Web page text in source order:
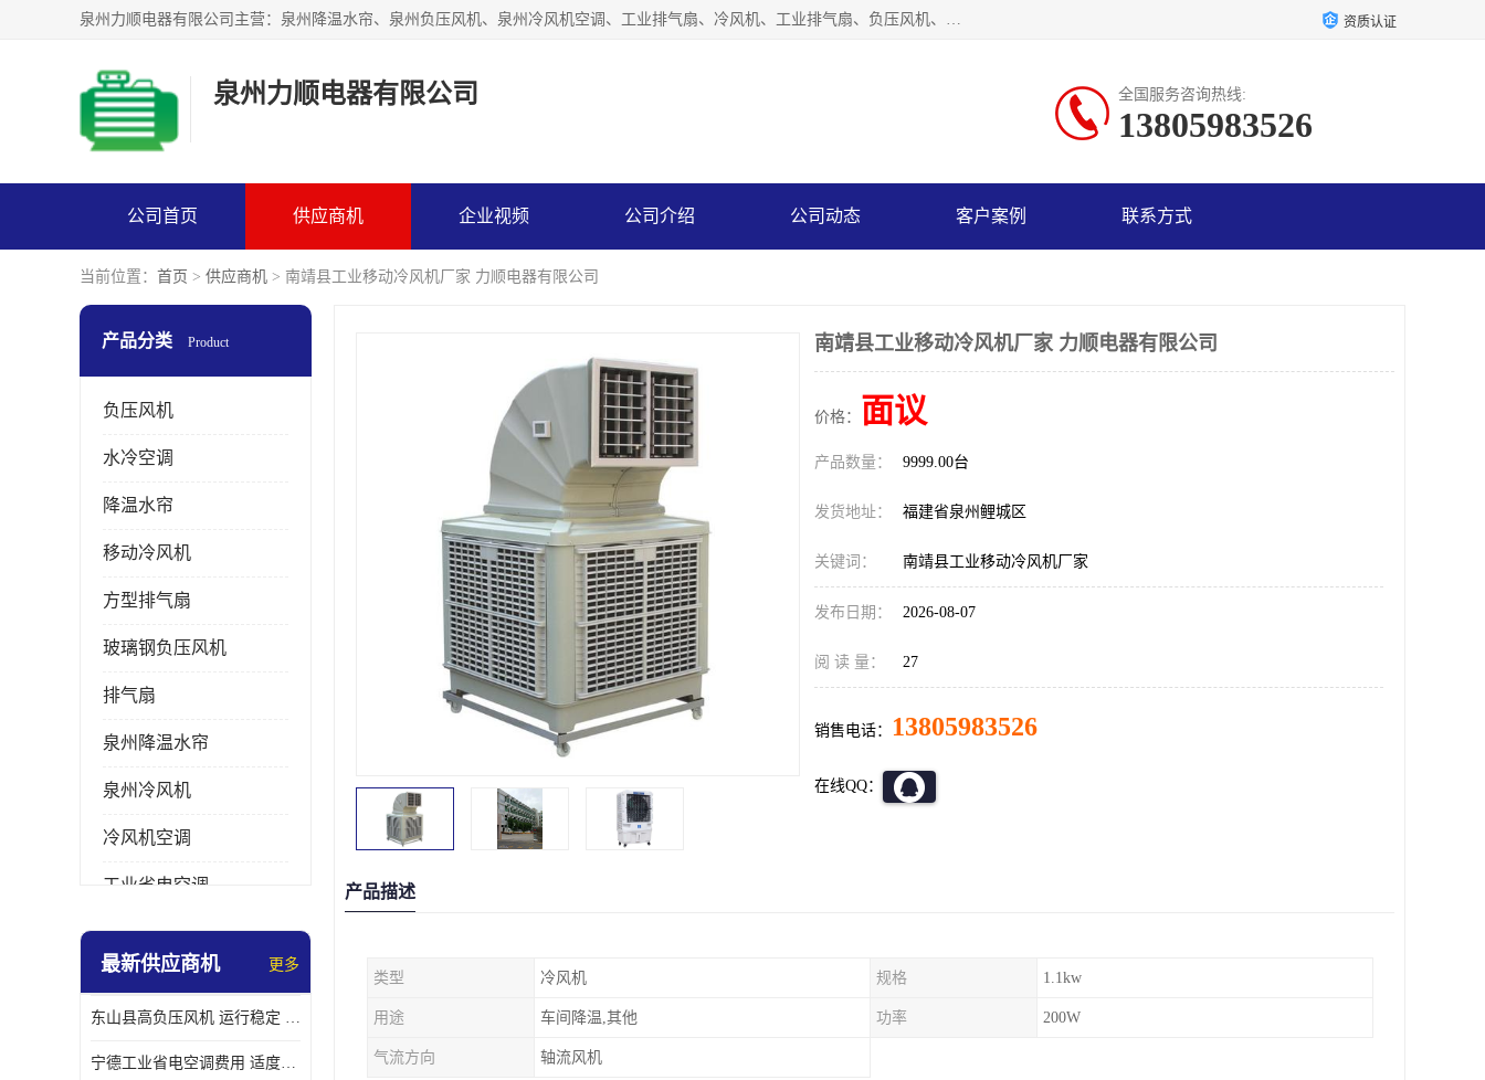
泉州力顺电器有限公司主营：泉州降温水帘、泉州负压风机、泉州冷风机空调、工业排气扇、冷风机、工业排气扇、负压风机、负压风机、水冷空调、降温水帘等产品。为用户解决了通风、降温、除味、除尘等难题，其环保、节能的理念与用户的实践检验结果相吻合，赢得了广大客户的信誉和青睐。 资质认证
泉州力顺电器有限公司 全国服务咨询热线:
13805983526
公司首页 供应商机 企业视频 公司介绍 公司动态 客户案例 联系方式
当前位置： 首页 > 供应商机 > 南靖县工业移动冷风机厂家 力顺电器有限公司
产品分类 Product
负压风机
水冷空调
降温水帘
移动冷风机
方型排气扇
玻璃钢负压风机
排气扇
泉州降温水帘
泉州冷风机
冷风机空调
工业省电空调
工业大吊扇
最新供应商机 更多
东山县高负压风机 运行稳定 耐高温 防腐蚀
宁德工业省电空调费用 适度较高 节省占用空间
南靖县工业移动冷风机厂家 力顺电器有限公司
价格： 面议
产品数量： 9999.00台
发货地址： 福建省泉州鲤城区
关键词： 南靖县工业移动冷风机厂家
发布日期： 2026-08-07
阅 读 量： 27
销售电话： 13805983526
在线QQ：
产品描述
类型 冷风机 规格 1.1kw
用途 车间降温,其他 功率 200W
气流方向 轴流风机